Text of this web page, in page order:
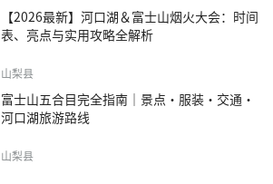
【2026最新】河口湖＆富士山烟火大会：时间
表、亮点与实用攻略全解析
山梨县
富士山五合目完全指南｜景点·服装·交通·
河口湖旅游路线
山梨县